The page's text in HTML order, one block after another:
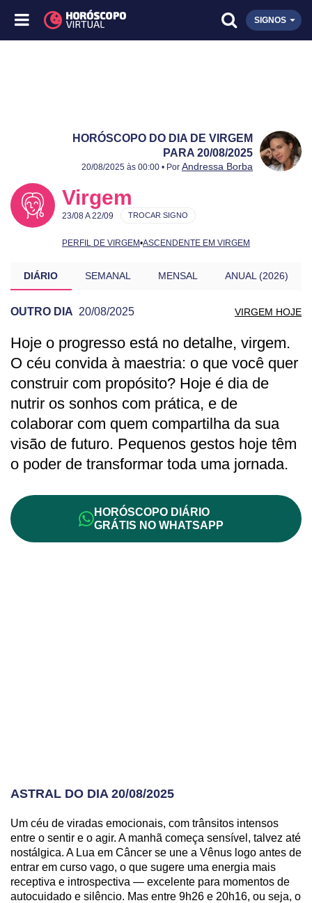
SIGNOS
HORÓSCOPO DO DIA DE VIRGEM
PARA 20/08/2025
Publicado:
20/08/2025
Atualizado:
20/08/2025
20/08/2025 às 00:00 • Por Andressa Borba
Virgem
23/08 A 22/09
PERFIL DE VIRGEM•ASCENDENTE EM VIRGEM
TROCAR SIGNO
DIÁRIO SEMANAL MENSAL ANUAL (2026)
OUTRO DIA 20/08/2025 VIRGEM HOJE
PREVISÃO DE VIRGEM PARA OUTRO
Hoje o progresso está no detalhe, virgem.
O céu convida à maestria: o que você quer
construir com propósito? Hoje é dia de
nutrir os sonhos com prática, e de
colaborar com quem compartilha da sua
visão de futuro. Pequenos gestos hoje têm
o poder de transformar toda uma jornada.
HORÓSCOPO DIÁRIO
GRÁTIS NO WHATSAPP
ASTRAL DO DIA 20/08/2025
Um céu de viradas emocionais, com trânsitos intensos
entre o sentir e o agir. A manhã começa sensível, talvez até
nostálgica. A Lua em Câncer se une a Vênus logo antes de
entrar em curso vago, o que sugere uma energia mais
receptiva e introspectiva — excelente para momentos de
autocuidado e silêncio. Mas entre 9h26 e 20h16, ou seja, o